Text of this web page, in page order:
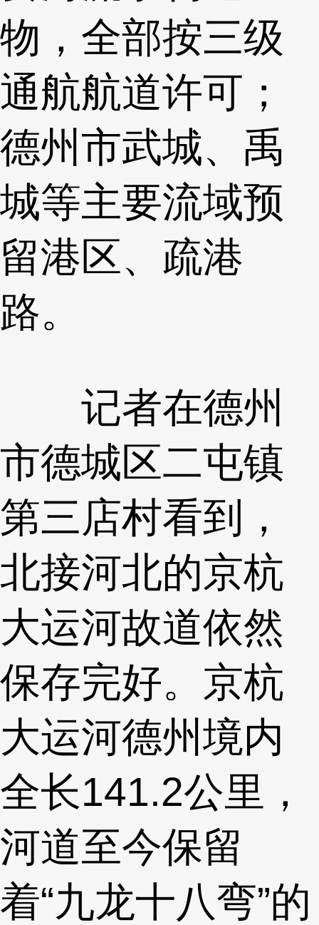
物，全部按三级
通航航道许可；
德州市武城、禹
城等主要流域预
留港区、疏港
路。
记者在德州
市德城区二屯镇
第三店村看到，
北接河北的京杭
大运河故道依然
保存完好。京杭
大运河德州境内
全长141.2公里，
河道至今保留
着“九龙十八弯”的